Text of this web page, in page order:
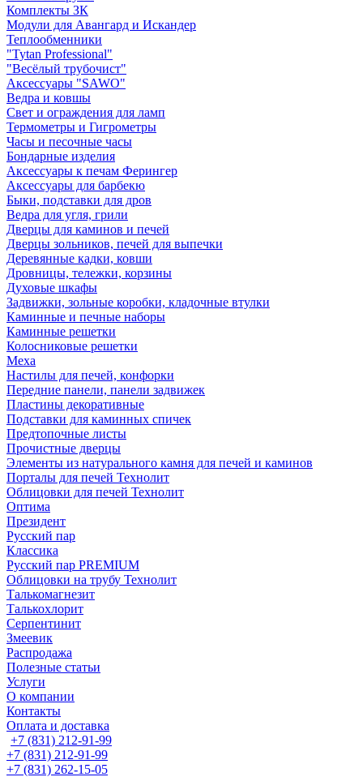
Комплекты ЗК
Модули для Авангард и Искандер
Теплообменники
"Tytan Professional"
"Весёлый трубочист"
Аксессуары "SAWO"
Ведра и ковшы
Свет и ограждения для ламп
Термометры и Гигрометры
Часы и песочные часы
Бондарные изделия
Аксессуары к печам Ферингер
Аксессуары для барбекю
Быки, подставки для дров
Ведра для угля, грили
Дверцы для каминов и печей
Дверцы зольников, печей для выпечки
Деревянные кадки, ковши
Дровницы, тележки, корзины
Духовые шкафы
Задвижки, зольные коробки, кладочные втулки
Каминные и печные наборы
Каминные решетки
Колосниковые решетки
Меха
Настилы для печей, конфорки
Передние панели, панели задвижек
Пластины декоративные
Подставки для каминных спичек
Предтопочные листы
Прочистные дверцы
Элементы из натурального камня для печей и каминов
Порталы для печей Технолит
Облицовки для печей Технолит
Оптима
Президент
Русский пар
Классика
Русский пар PREMIUM
Облицовки на трубу Технолит
Талькомагнезит
Талькохлорит
Серпентинит
Змеевик
Распродажа
Полезные статьи
Услуги
О компании
Контакты
Оплата и доставка
+7 (831) 212-91-99
+7 (831) 212-91-99
+7 (831) 262-15-05